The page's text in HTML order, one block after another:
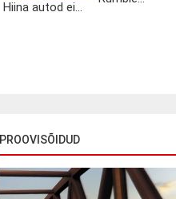
Hiina autod ei...
PROOVISÕIDUD